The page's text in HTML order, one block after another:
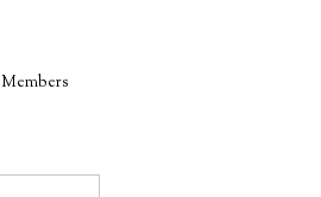
Members